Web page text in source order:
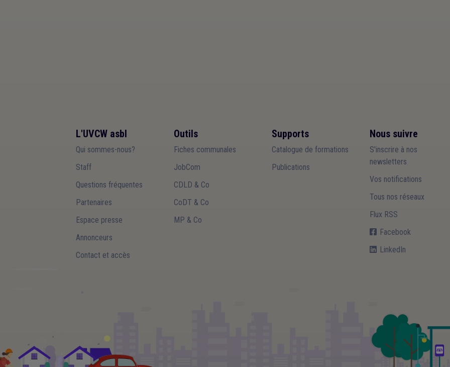
L'UVCW asbl
Qui sommes-nous?
Staff
Questions fréquentes
Partenaires
Espace presse
Annonceurs
Contact et accès
Outils
Fiches communales
JobCom
CDLD & Co
CoDT & Co
MP & Co
Supports
Catalogue de formations
Publications
Nous suivre
S'inscrire à nos
newsletters
Vos notifications
Tous nos réseaux
Flux RSS
Facebook
LinkedIn